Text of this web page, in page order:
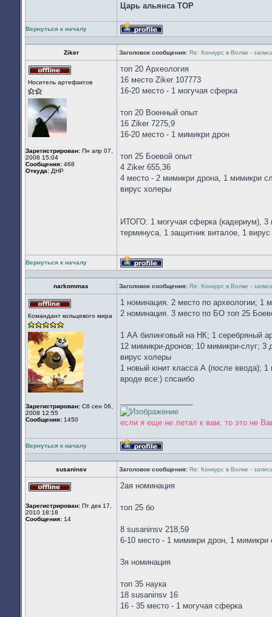
Царь альянса ТОР
Вернуться к началу
Профиль
Ziker Заголовок сообщения: Re: Конкурс в Волке -
в
Носитель артефактов
Зарегистрирован: Пн апр 07,
2008 15:04
Сообщения: 468
Откуда: ДНР
топ 20 Археология
16 место Ziker 107773
16-20 место - 1 могучая сферка
топ 20 Военный опыт
16 Ziker 7275,9
16-20 место - 1 мимикри дрон
топ 25 Боевой опыт
4 Ziker 655,36
4 место - 2 мимикри дрона, 1 мимикри
вирус холеры
ИТОГО: 1 могучая сферка (кадериум), 3
терминуса, 1 защитник виталое, 1
Вернуться к началу
Профиль
narkommax Заголовок сообщения: Re: Конкурс в Волке -
в
Командант кольцевого мира
Зарегистрирован: Сб сен 06,
2008 12:55
Сообщения: 1450
1 номинация. 2 место по археологии; 1
2 номинация. 3 место по БО топ 25
1 АА билинговый на НК; 1 серебряный
12 мимикри-дронов; 10 мимикри-слуг; 3
вирус холеры
1 новый юнит класса А (после ввода);
вроде все:) спсаибо
если я еще не летал к вам, то это не
Вернуться к началу
Профиль
susaninsv Заголовок сообщения: Re: Конкурс в Волке -
сети
Зарегистрирован: Пт дек 17,
2010 18:18
Сообщения: 14
2ая номинация
топ 25 бо
8 susaninsv 218,59
6-10 место - 1 мимикри дрон, 1 мимикри
3я номинация
топ 35 наука
18 susaninsv 16
16 - 35 место - 1 могучая сферка